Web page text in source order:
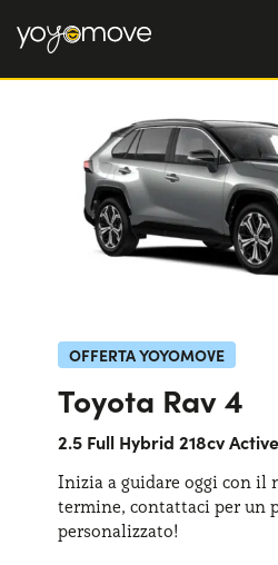
OFFERTE NOLEGGIO
Privati
Aziende e P.IVA
OFFERTE NOLEGGIO
AUTO USATE
CHI SIAMO
Lavora con noi
PERCHÉ CONVIENE
SCEGLI UN
Serve assistenza?
OFFERTA YOYOMOVE
Toyota Rav 4
2.5 Full Hybrid 218cv
Inizia a guidare oggi con il
termine, contattaci per un
personalizzato!